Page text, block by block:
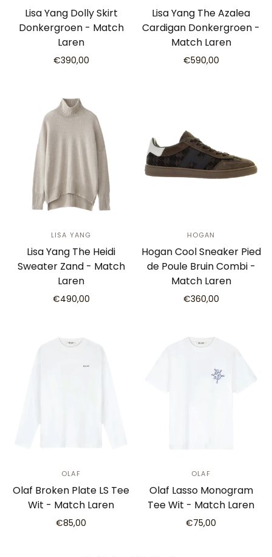
Lisa Yang Dolly Skirt
Donkergroen - Match
Laren
€390,00
Lisa Yang The Azalea
Cardigan Donkergroen -
Match Laren
€590,00
LISA YANG
Lisa Yang The Heidi
Sweater Zand - Match
Laren
€490,00
HOGAN
Hogan Cool Sneaker Pied
de Poule Bruin Combi -
Match Laren
€360,00
OLAF
Olaf Broken Plate LS Tee
Wit - Match Laren
€85,00
OLAF
Olaf Lasso Monogram
Tee Wit - Match Laren
€75,00